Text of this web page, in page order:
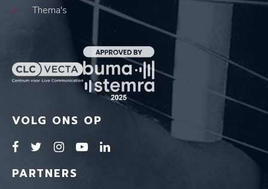
Thema's
VOLG ONS OP
PARTNERS